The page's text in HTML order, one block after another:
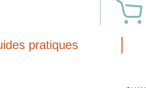
pratiques